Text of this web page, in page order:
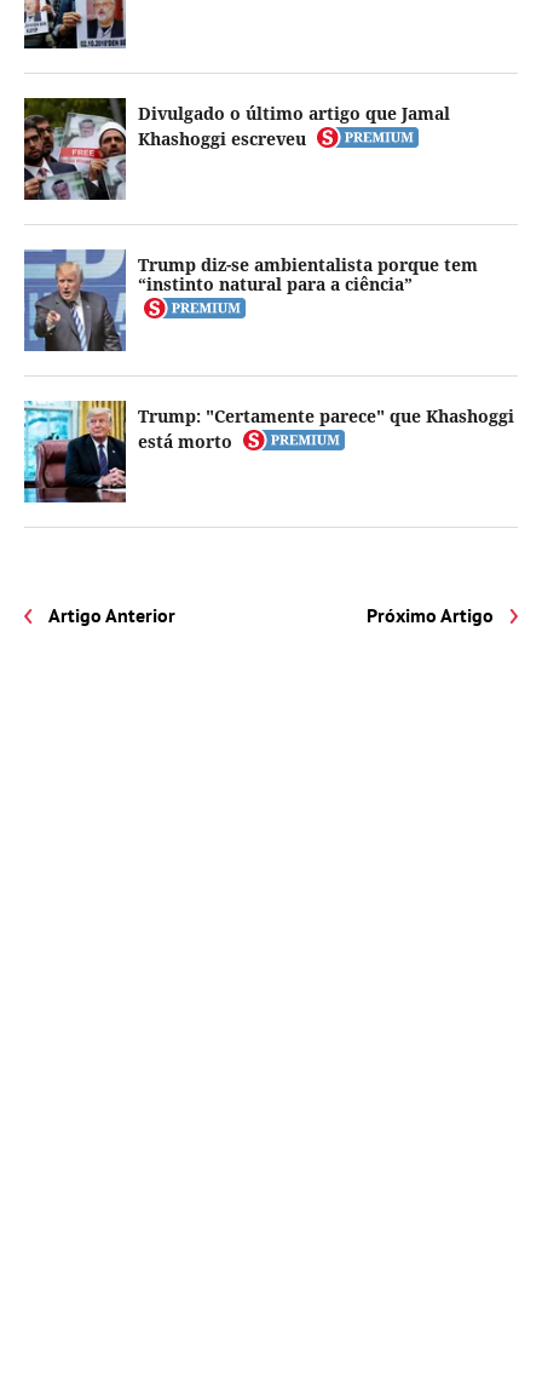
Divulgado o último artigo que Jamal
Khashoggi escreveu
Trump diz-se ambientalista porque tem
“instinto natural para a ciência”
Trump: "Certamente parece" que Khashoggi
está morto
Artigo Anterior Próximo Artigo